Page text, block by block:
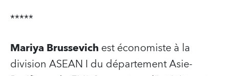
*****
Mariya Brussevichest économiste à la
division ASEAN I du département Asie-